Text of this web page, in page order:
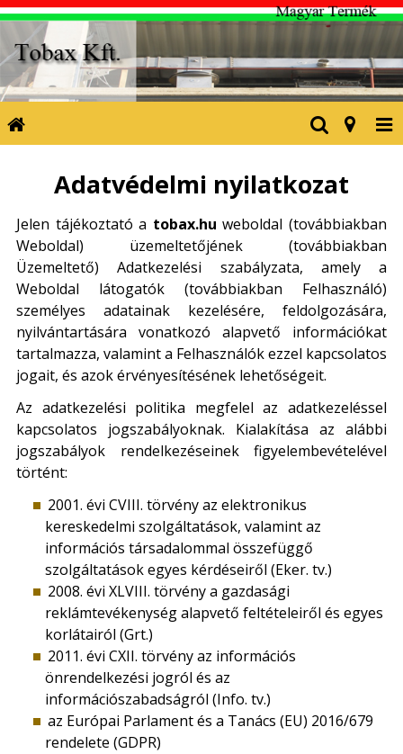
Adatvédelmi nyilatkozat
Jelen tájékoztató a tobax.hu weboldal (továbbiakban
Weboldal) üzemeltetőjének (továbbiakban
Üzemeltető) Adatkezelési szabályzata, amely a
Weboldal látogatók (továbbiakban Felhasználó)
személyes adatainak kezelésére, feldolgozására,
nyilvántartására vonatkozó alapvető információkat
tartalmazza, valamint a Felhasználók ezzel kapcsolatos
jogait, és azok érvényesítésének lehetőségeit.
Az adatkezelési politika megfelel az adatkezeléssel
kapcsolatos jogszabályoknak. Kialakítása az alábbi
jogszabályok rendelkezéseinek figyelembevételével
történt:
2001. évi CVIII. törvény az elektronikus
kereskedelmi szolgáltatások, valamint az
információs társadalommal összefüggő
szolgáltatások egyes kérdéseiről (Eker. tv.)
2008. évi XLVIII. törvény a gazdasági
reklámtevékenység alapvető feltételeiről és egyes
korlátairól (Grt.)
2011. évi CXII. törvény az információs
önrendelkezési jogról és az
információszabadságról (Info. tv.)
az Európai Parlament és a Tanács (EU) 2016/679
rendelete (GDPR)